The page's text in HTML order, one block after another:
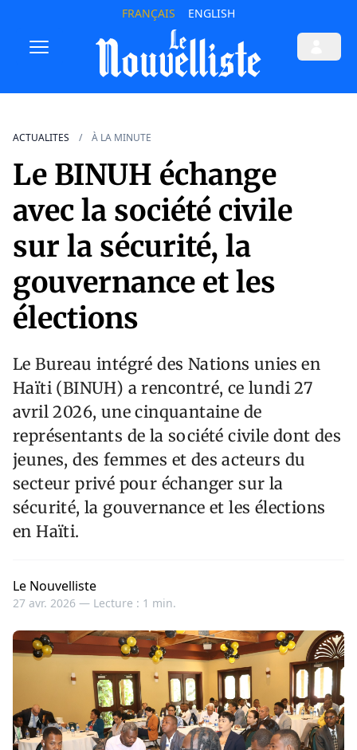
FRANÇAIS ENGLISH
ACTUALITES À LA MINUTE
Le BINUH échange
avec la société civile
sur la sécurité, la
gouvernance et les
élections
Le Bureau intégré des Nations unies en
Haïti (BINUH) a rencontré, ce lundi 27
avril 2026, une cinquantaine de
représentants de la société civile dont des
jeunes, des femmes et des acteurs du
secteur privé pour échanger sur la
sécurité, la gouvernance et les élections
en Haïti.
Le Nouvelliste
27 avr. 2026 — Lecture : 1 min.